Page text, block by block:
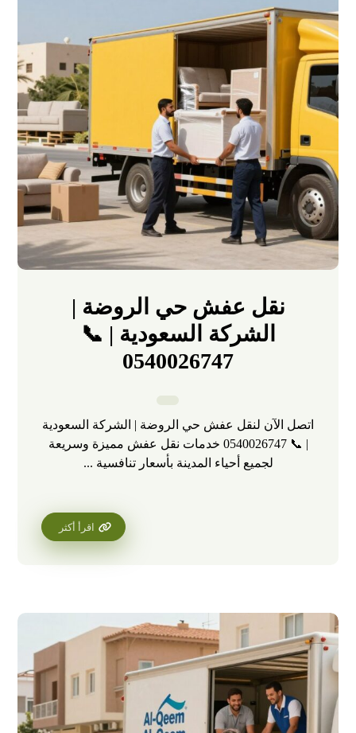
نقل عفش حي الروضة |
الشركة السعودية | 📞
0540026747
اتصل الآن لنقل عفش حي الروضة | الشركة السعودية
| 📞 0540026747 خدمات نقل عفش مميزة وسريعة
لجميع أحياء المدينة بأسعار تنافسية ...
اقرأ أكثر